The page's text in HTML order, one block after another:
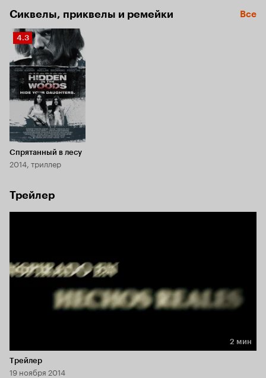
Сиквелы, приквелы и ремейки Все
Рейтинг
Кинопоиска
4.3
4.3
Спрятанный в лесу
2014, триллер
Трейлер
Длительность 2 мин
2 мин
Трейлер
19 ноября 2014